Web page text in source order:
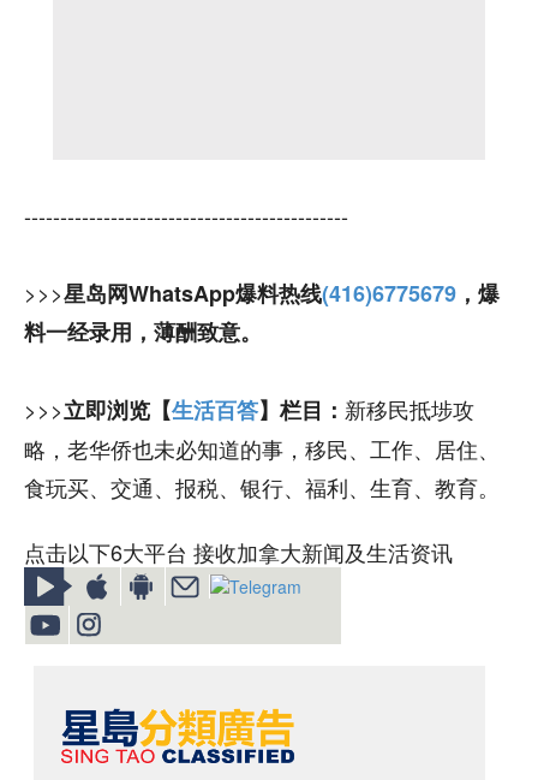
---------------------------------------------
>>>星岛网WhatsApp爆料热线(416)6775679 ，爆
料一经录用，薄酬致意。
>>>立即浏览【生活百答】栏目： 新移民抵埗攻
略，老华侨也未必知道的事，移民、工作、居住、
食玩买、交通、报税、银行、福利、生育、教育。
点击以下6大平台 接收加拿大新闻及生活资讯